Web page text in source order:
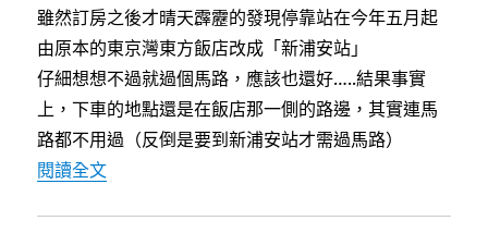
雖然訂房之後才晴天霹靂的發現停靠站在今年五月起
由原本的東京灣東方飯店改成「新浦安站」
仔細想想不過就過個馬路，應該也還好…..結果事實
上，下車的地點還是在飯店那一側的路邊，其實連馬
路都不用過（反倒是要到新浦安站才需過馬路）
閱讀全文〈成田機場第三航廈。利木津巴士～往來機場與